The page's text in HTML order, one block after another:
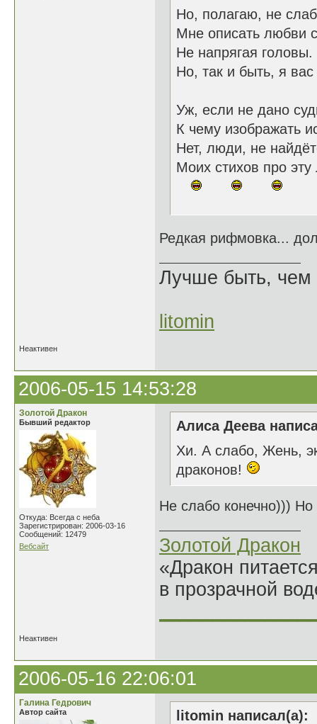
Но, полагаю, не
Мне описать любви
Не напрягая головы.
Но, так и быть, я
Уж, если не дано
К чему изображать
Нет, люди, не
Моих стихов про эту
Редкая рифмовка...
Лучше быть, чем
litomin
Неактивен
2006-05-15 14:53:28
Золотой Дракон
Бывший редактор
Откуда: Всегда с неба
Зарегистрирован: 2006-03-16
Сообщений: 12479
Вебсайт
Алиса Деева
Хи. А слабо, Жень,
драконов!
Не слабо конечно)))
Золотой Дракон
«Дракон
в прозрачной
Неактивен
2006-05-16 22:06:01
Галина Гедрович
Автор сайта
litomin написал(а):